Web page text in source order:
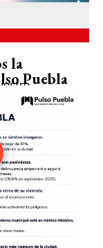
la
Puebla